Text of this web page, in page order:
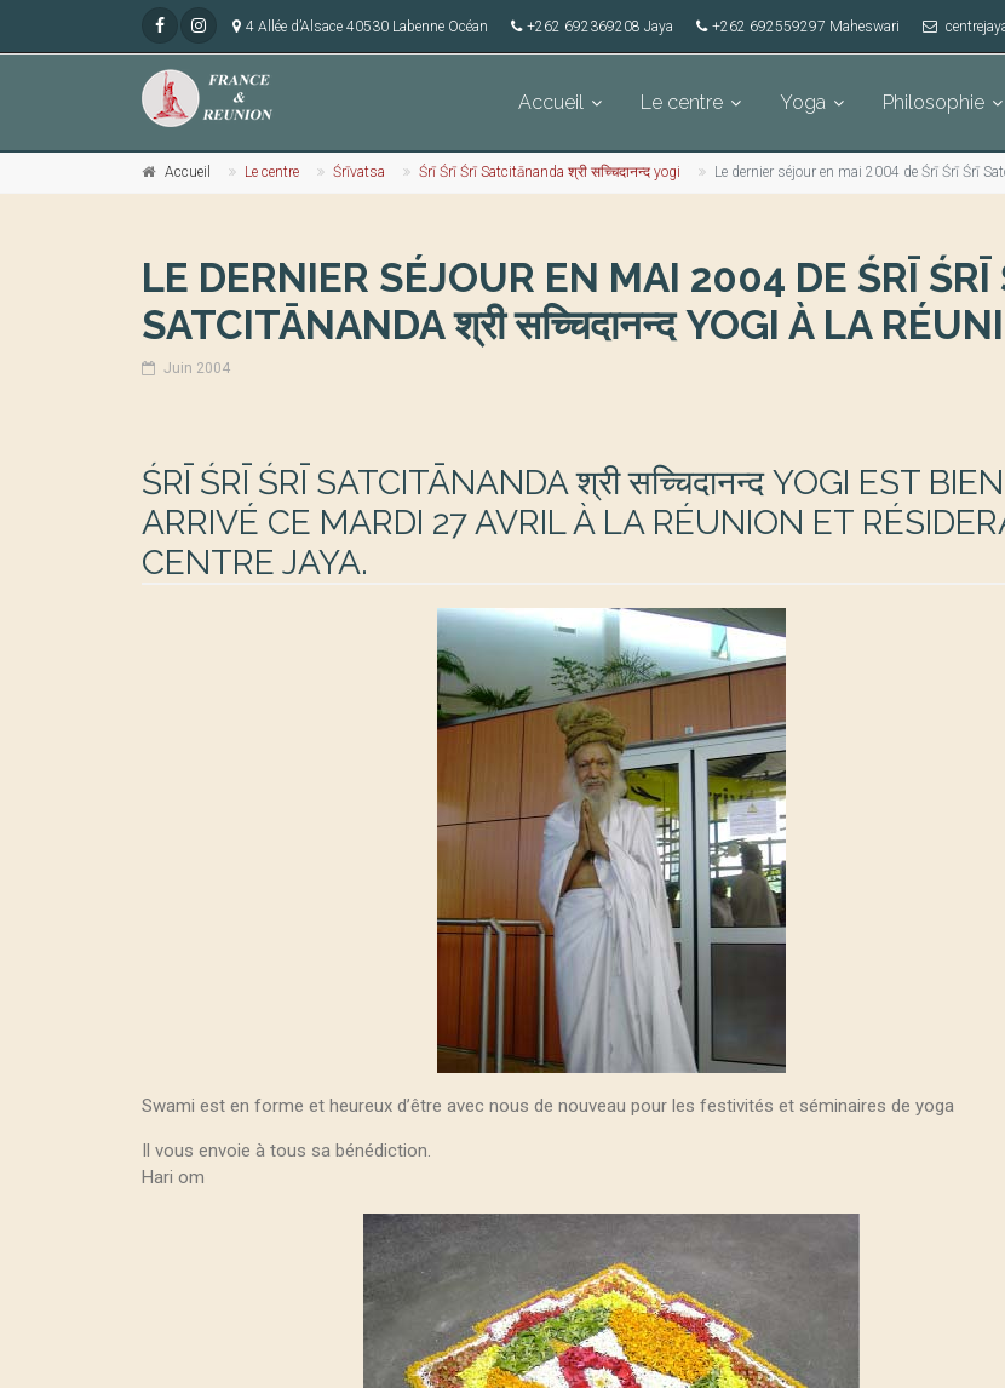
4 Allée d’Alsace 40530 Labenne Océan +262 692369208 Jaya +262 692559297 Maheswari
Accueil Le centre Yoga Philosophie
Accueil Le centre Śrīvatsa Śrī Śrī Śrī Satcitānanda श्री सच्चिदानन्द yogi Le dernier séjour en mai 2004 de Śrī Śrī Śrī
LE DERNIER SÉJOUR EN MAI 2004 DE ŚRĪ ŚRĪ
SATCITĀNANDA श्री सच्चिदानन्द YOGI À LA
Juin 2004
ŚRĪ ŚRĪ ŚRĪ SATCITĀNANDA श्री सच्चिदानन्द YOGI EST BIEN
ARRIVÉ CE MARDI 27 AVRIL À LA RÉUNION ET
CENTRE JAYA.
Swami est en forme et heureux d’être avec nous de nouveau pour les festivités et séminaires de yoga
Il vous envoie à tous sa bénédiction.
Hari om